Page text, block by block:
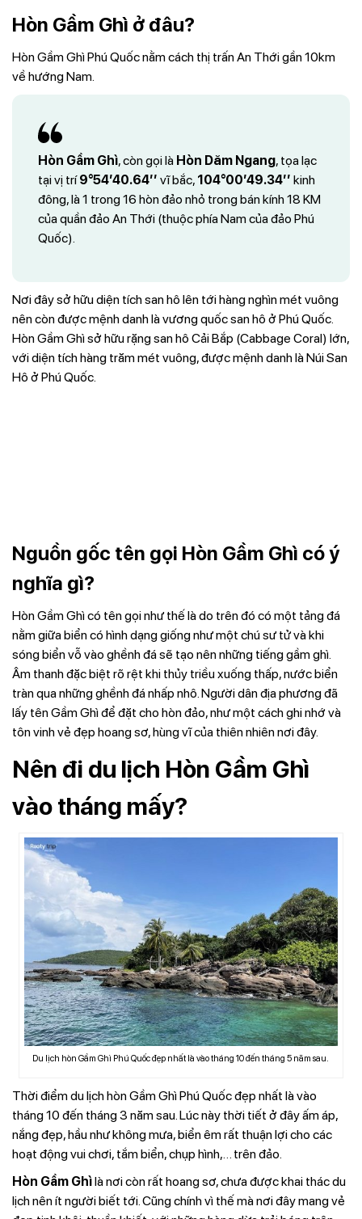
Hòn Gầm Ghì ở đâu?
Hòn Gầm Ghì Phú Quốc nằm cách thị trấn An Thới gần 10km
về hướng Nam.
Hòn Gầm Ghì, còn gọi là Hòn Dăm Ngang, tọa lạc
tại vị trí9°54’40.64’’ vĩ bắc, 104°00’49.34’’ kinh
đông, là 1 trong 16 hòn đảo nhỏ trong bán kính 18 KM
của quần đảo An Thới (thuộc phía Nam của đảo Phú
Quốc).
Nơi đây sở hữu diện tích san hô lên tới hàng nghìn mét vuông
nên còn được mệnh danh là vương quốc san hô ở Phú Quốc.
Hòn Gầm Ghì sở hữu rặng san hô Cải Bắp (Cabbage Coral) lớn,
với diện tích hàng trăm mét vuông, được mệnh danh là Núi San
Hô ở Phú Quốc.
Nguồn gốc tên gọi Hòn Gầm Ghì có ý
nghĩa gì?
Hòn Gầm Ghì có tên gọi như thế là do trên đó có một tảng đá
nằm giữa biển có hình dạng giống như một chú sư tử và khi
sóng biển vỗ vào ghềnh đá sẽ tạo nên những tiếng gầm ghì.
Âm thanh đặc biệt rõ rệt khi thủy triều xuống thấp, nước biển
tràn qua những ghềnh đá nhấp nhô. Người dân địa phương đã
lấy tên Gầm Ghì để đặt cho hòn đảo, như một cách ghi nhớ và
tôn vinh vẻ đẹp hoang sơ, hùng vĩ của thiên nhiên nơi đây.
Nên đi du lịch Hòn Gầm Ghì
vào tháng mấy?
Du lịch hòn Gầm Ghì Phú Quốc đẹp nhất là vào tháng 10 đến tháng 5 năm sau.
Thời điểm du lịch hòn Gầm Ghì Phú Quốc đẹp nhất là vào
tháng 10 đến tháng 3 năm sau. Lúc này thời tiết ở đây ấm áp,
nắng đẹp, hầu như không mưa, biển êm rất thuận lợi cho các
hoạt động vui chơi, tắm biển, chụp hình,… trên đảo.
Hòn Gầm Ghìlà nơi còn rất hoang sơ, chưa được khai thác du
lịch nên ít người biết tới. Cũng chính vì thế mà nơi đây mang vẻ